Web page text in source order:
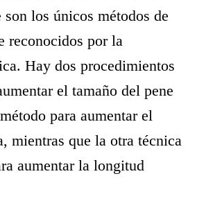
son los únicos métodos de
reconocidos por la
Hay dos procedimientos
el tamaño del pene
para aumentar el
mientras que la otra técnica
aumentar la longitud